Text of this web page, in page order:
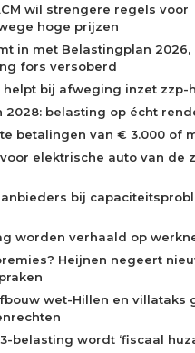
wil strengere regels voor
hoge prijzen
in met Belastingplan 2026,
fors versoberd
helpt bij afweging inzet zzp-
2028: belasting op écht
betalingen van € 3.000 of
elektrische auto van de
bij
worden verhaald op
Heijnen negeert
wet-Hillen en villataks
belasting wordt ‘fiscaal